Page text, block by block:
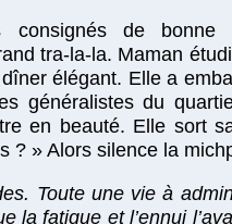
consignés de
tra-la-la. Maman
élégant. Elle a
généralistes du
en beauté. Elle sort
? » Alors silence la
Toute une vie à
la fatigue et l’ennui